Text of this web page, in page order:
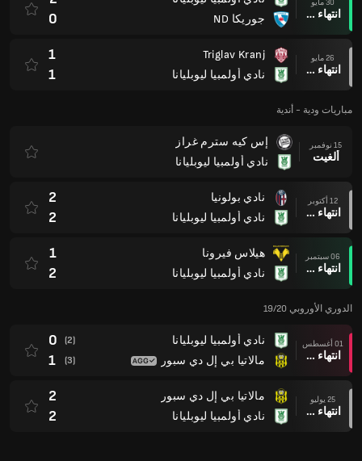
30 مايو
انتهاء وقت المباراة
جوريكا ND
0
26 مايو
انتهاء وقت المباراة
Triglav Kranj
نادي أولمبيا ليوبليانا
1
1
مباريات ودية - أندية
15 نوفمبر
ألغيت
إس كيه سترم غراز
نادي أولمبيا ليوبليانا
12 أكتوبر
انتهاء وقت المباراة
نادي بولونيا
نادي أولمبيا ليوبليانا
2
2
06 سبتمبر
انتهاء وقت المباراة
هيلاس فيرونا
نادي أولمبيا ليوبليانا
1
2
الدوري الأوروبي 19/20
01 أغسطس
انتهاء وقت المباراة
نادي أولمبيا ليوبليانا
مالاتيا بي إل دي سبور
(2)
0
(3)
1
25 يوليو
انتهاء وقت المباراة
مالاتيا بي إل دي سبور
نادي أولمبيا ليوبليانا
2
2